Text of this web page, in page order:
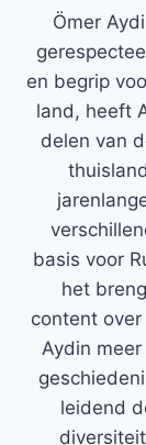
Ömer
en begrip
land, heeft
delen van
basis voor
het
content
Aydin
leidend